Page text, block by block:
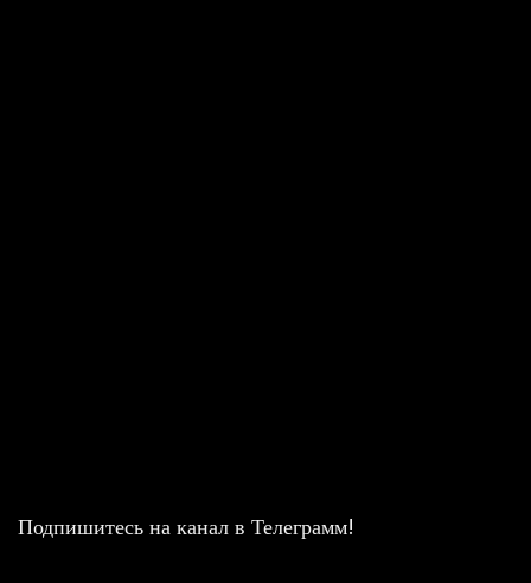
Подпишитесь на канал в Телеграмм!